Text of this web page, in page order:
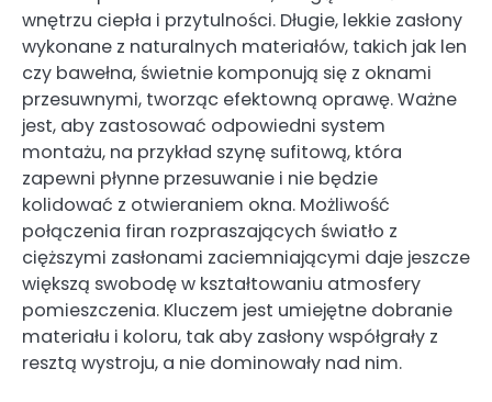
wnętrzu ciepła i przytulności. Długie, lekkie zasłony
wykonane z naturalnych materiałów, takich jak len
czy bawełna, świetnie komponują się z oknami
przesuwnymi, tworząc efektowną oprawę. Ważne
jest, aby zastosować odpowiedni system
montażu, na przykład szynę sufitową, która
zapewni płynne przesuwanie i nie będzie
kolidować z otwieraniem okna. Możliwość
połączenia firan rozpraszających światło z
cięższymi zasłonami zaciemniającymi daje jeszcze
większą swobodę w kształtowaniu atmosfery
pomieszczenia. Kluczem jest umiejętne dobranie
materiału i koloru, tak aby zasłony współgrały z
resztą wystroju, a nie dominowały nad nim.